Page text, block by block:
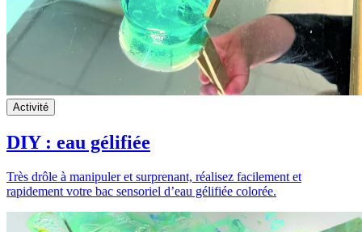
Activité
DIY : eau gélifiée
Très drôle à manipuler et surprenant, réalisez facilement et
rapidement votre bac sensoriel d’eau gélifiée colorée.